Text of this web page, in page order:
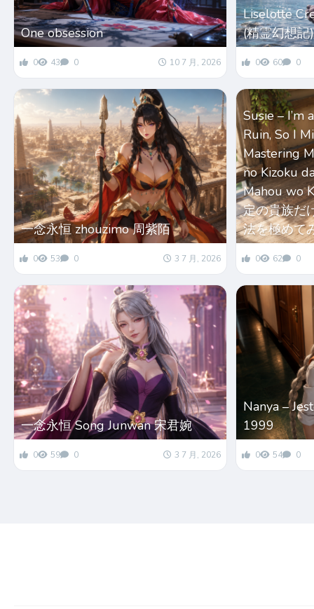
One obsession
0 43 0 10 7 月, 2026
Liselotte
(精霊幻想記)
0 60 0
一念永恒 zhouzimo 周紫陌
0 53 0 3 7 月, 2026
Susie – I’m
Ruin, So I
Mastering
no Kizoku
Mahou wo
定の貴族だ
法を極めて
0 62 0
一念永恒 Song Junwan 宋君婉
0 59 0 3 7 月, 2026
Nanya –
1999
0 54 0